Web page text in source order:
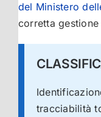
del Ministero
corretta
tracciabilità